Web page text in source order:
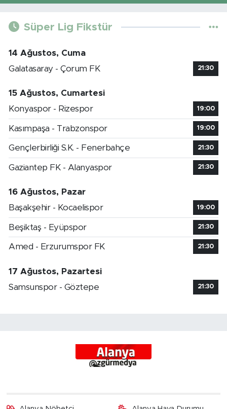
Süper Lig Fikstür
14 Ağustos, Cuma
Galatasaray - Çorum FK
21:30
15 Ağustos, Cumartesi
Konyaspor - Rizespor
19:00
Kasımpaşa - Trabzonspor 19:00
Gençlerbirliği S.K. - Fenerbahçe 21:30
Gaziantep FK - Alanyaspor 21:30
16 Ağustos, Pazar
Başakşehir - Kocaelispor
19:00
Beşiktaş - Eyüpspor 21:30
Amed - Erzurumspor FK 21:30
17 Ağustos, Pazartesi
Samsunspor - Göztepe
21:30